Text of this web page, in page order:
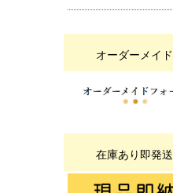
オーダーメイド
在庫あり即発送